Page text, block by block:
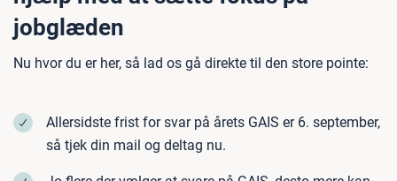
jobglæden
Nu hvor du er her, så lad os gå direkte til den store pointe:
Allersidste frist for svar på årets GAIS er 6. september,
så tjek din mail og deltag nu.